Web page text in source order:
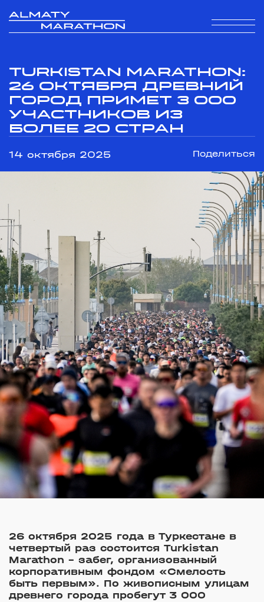
Turkistan Marathon:
26 октября древний
город примет 3 000
участников из
более 20 стран
14 октября 2025 Поделиться
26 октября 2025 года в Туркестане в
четвертый раз состоится Turkistan
Marathon – забег, организованный
корпоративным фондом «Смелость
быть первым». По живописным улицам
древнего города пробегут 3 000